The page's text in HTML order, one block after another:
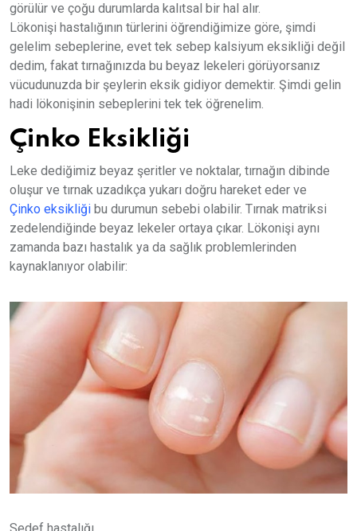
görülür ve çoğu durumlarda kalıtsal bir hal alır.
Lökonişi hastalığının türlerini öğrendiğimize göre, şimdi
gelelim sebeplerine, evet tek sebep kalsiyum eksikliği değil
dedim, fakat tırnağınızda bu beyaz lekeleri görüyorsanız
vücudunuzda bir şeylerin eksik gidiyor demektir. Şimdi gelin
hadi lökonişinin sebeplerini tek tek öğrenelim.
Çinko Eksikliği
Leke dediğimiz beyaz şeritler ve noktalar, tırnağın dibinde
oluşur ve tırnak uzadıkça yukarı doğru hareket eder ve
Çinko eksikliği bu durumun sebebi olabilir. Tırnak matriksi
zedelendiğinde beyaz lekeler ortaya çıkar. Lökonişi aynı
zamanda bazı hastalık ya da sağlık problemlerinden
kaynaklanıyor olabilir:
Sedef hastalığı